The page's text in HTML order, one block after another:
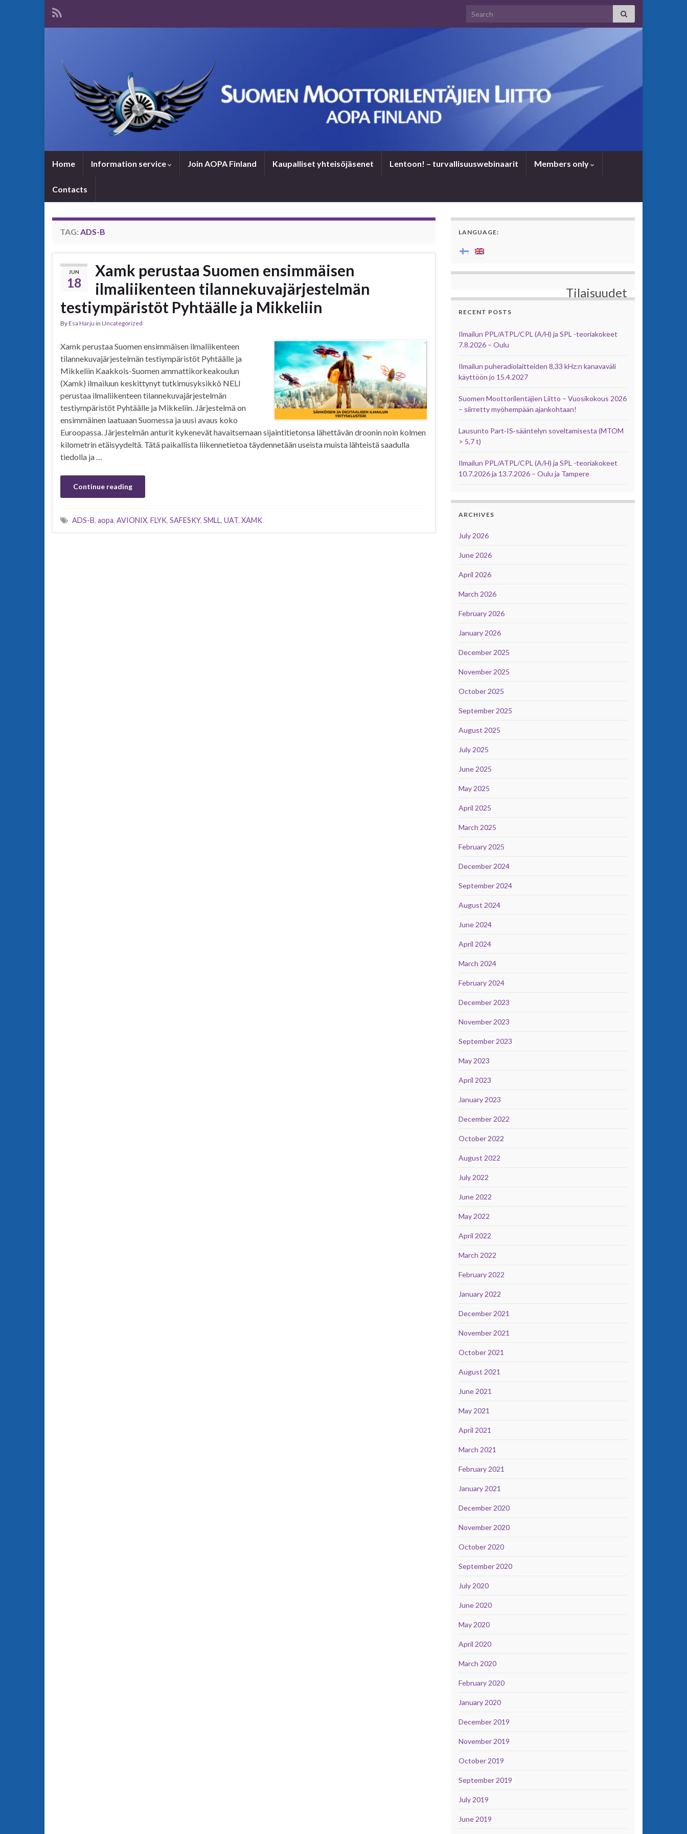
Search for:
Home Information service Join AOPA Finland Kaupalliset yhteisöjäsenet Len­toon! – tur­val­li­suus­we­bi­naa­rit Members only
Contacts
TAG: ADS-B
JUN
18
Xamk perustaa Suomen ensimmäisen
ilmaliikenteen tilannekuvajärjestelmän
testiympäristöt Pyhtäälle ja Mikkeliin
ByEsa Harju in Uncategorized
Xamk perustaa Suomen ensimmäisen ilmaliikenteen
tilannekuvajärjestelmän testiympäristöt Pyhtäälle ja
Mikkeliin Kaakkois-Suomen ammattikorkeakoulun
(Xamk) ilmailuun keskittynyt tutkimusyksikkö NELI
perustaa ilmaliikenteen tilannekuvajärjestelmän
testiympäristöt Pyhtäälle ja Mikkeliin. Järjestelmä on
ensimmäinen laatuaan Suomessa ja uusi avaus koko
Euroopassa. Järjestelmän anturit kykenevät havaitsemaan sijaintitietonsa lähettävän droonin noin kolmen
kilometrin etäisyydeltä. Tätä paikallista liikennetietoa täydennetään useista muista lähteistä saadulla
tiedolla ja …
Continue reading
ADS-B, aopa, AVIONIX, FLYK, SAFESKY, SMLL, UAT, XAMK
LANGUAGE:
Tilaisuudet
RECENT POSTS
Ilmailun PPL/ATPL/CPL (A/H) ja SPL -teoriakokeet
7.8.2026 – Oulu
Ilmailun puheradiolaitteiden 8,33 kHz:n kanavaväli
käyttöön jo 15.4.2027
Suomen Moottorilentäjien Liitto – Vuosikokous 2026
– siirretty myöhempään ajankohtaan!
Lausunto Part‑IS‑sääntelyn soveltamisesta (MTOM
> 5,7 t)
Ilmailun PPL/ATPL/CPL (A/H) ja SPL -teoriakokeet
10.7.2026 ja 13.7.2026 – Oulu ja Tampere
ARCHIVES
July 2026
June 2026
April 2026
March 2026
February 2026
January 2026
December 2025
November 2025
October 2025
September 2025
August 2025
July 2025
June 2025
May 2025
April 2025
March 2025
February 2025
December 2024
September 2024
August 2024
June 2024
April 2024
March 2024
February 2024
December 2023
November 2023
September 2023
May 2023
April 2023
January 2023
December 2022
October 2022
August 2022
July 2022
June 2022
May 2022
April 2022
March 2022
February 2022
January 2022
December 2021
November 2021
October 2021
August 2021
June 2021
May 2021
April 2021
March 2021
February 2021
January 2021
December 2020
November 2020
October 2020
September 2020
July 2020
June 2020
May 2020
April 2020
March 2020
February 2020
January 2020
December 2019
November 2019
October 2019
September 2019
July 2019
June 2019